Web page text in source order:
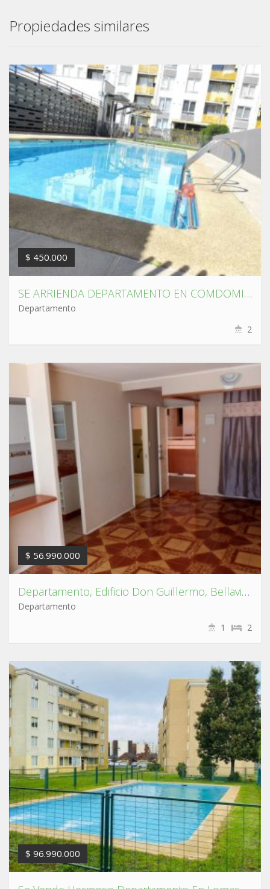
Propiedades similares
$ 450.000
SE ARRIENDA DEPARTAMENTO EN COMDOMINIO NUEVO CENTRO CONCEPCIÓN
Departamento
2
$ 56.990.000
Departamento, Edificio Don Guillermo, Bellavista, Tomé.
Departamento
2
1
$ 96.990.000